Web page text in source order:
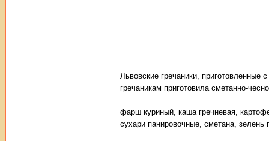
Львовские гречаники,
гречаникам приготовила сметанно-
фарш куриный, каша гречневая,
сухари панировочные, сметана, зелень